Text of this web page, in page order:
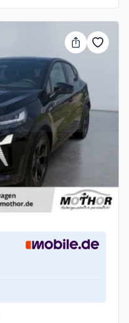
Plus Black 1.8l
kW)